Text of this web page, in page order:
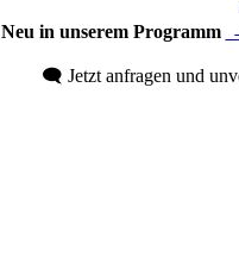
Neu in unserem Programm
🗨️ Jetzt anfragen und